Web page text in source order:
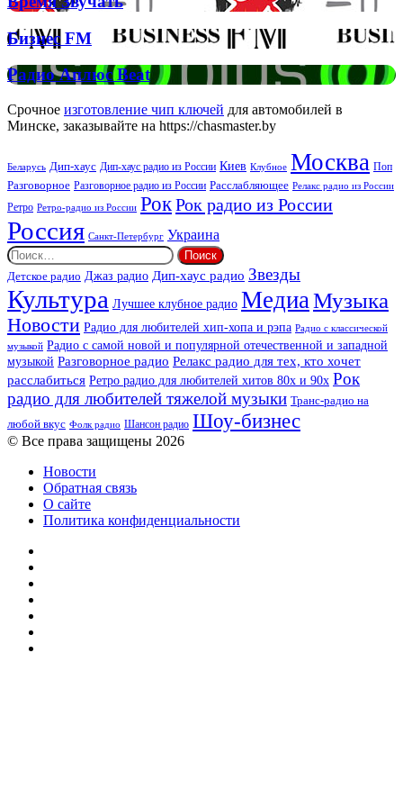
Спірс
Звучать
Бизнес
Бизнес FM
Радио
Аплюс
Beat
Радио Аплюс Beat
Срочное изготовление чип ключей для автомобилей в
Минске, заказывайте на https://chasmaster.by
Беларусь Дип-хаус Дип-хаус радио из России Киев Клубное Москва Поп
Разговорное Разговорное радио из России Расслабляющее Релакс радио из России
Ретро Ретро-радио из России РокРок радио из России
Россия Санкт-Петербург Украина
Найти:
Детское радио Джаз радио Дип-хаус радио Звезды
Культура Лучшее клубное радио МедиаМузыка
Новости Радио для любителей хип-хопа и рэпа Радио с классической
музыкой Радио с самой новой и популярной отечественной и западной
музыкой Разговорное радио Релакс радио для тех, кто хочет
расслабиться Ретро радио для любителей хитов 80х и 90х Рок
радио для любителей тяжелой музыки Транс-радио на
любой вкус Фолк радио Шансон радио Шоу-бизнес
© Все права защищены 2026
Новости
Обратная связь
О сайте
Политика конфиденциальности